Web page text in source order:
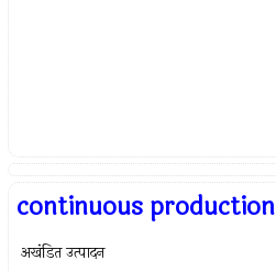
continuous production
अखंडित उत्पादन